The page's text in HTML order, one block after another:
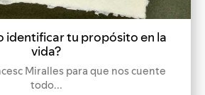
identificar tu propósito en la
vida?
Miralles para que nos cuente
todo...